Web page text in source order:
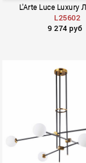
L'Arte Luce Luxury
L25602
9 274 руб